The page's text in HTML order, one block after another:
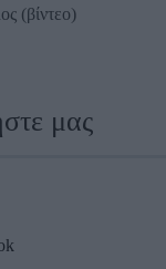
(βίντεο)
μας